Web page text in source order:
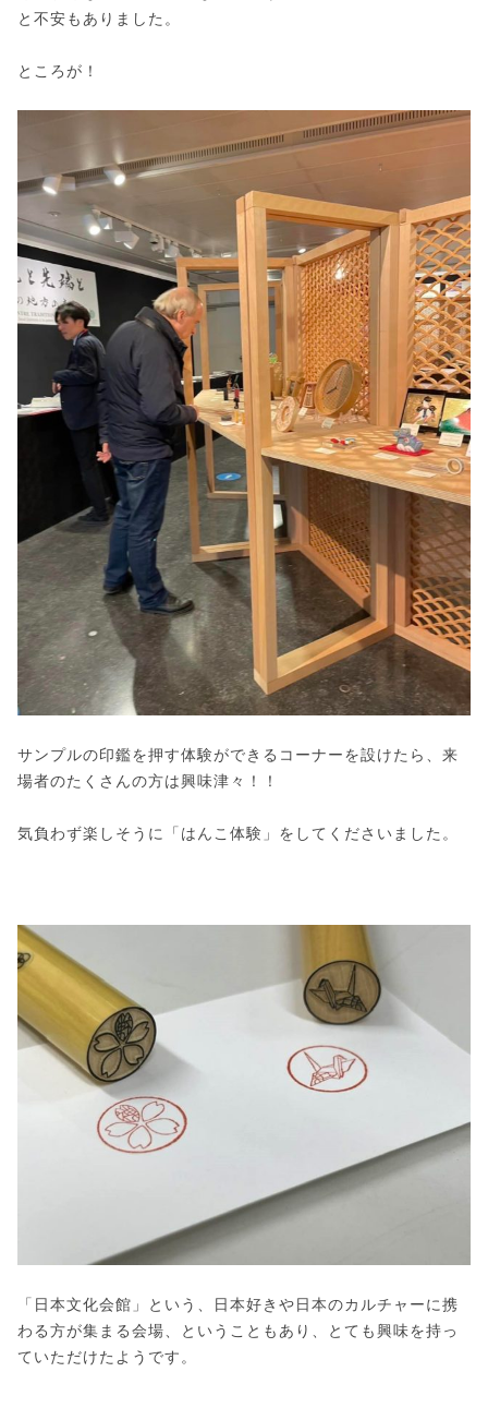
と不安もありました。
ところが！
サンプルの印鑑を押す体験ができるコーナーを設けたら、来
場者のたくさんの方は興味津々！！
気負わず楽しそうに「はんこ体験」をしてくださいました。
「日本文化会館」という、日本好きや日本のカルチャーに携
わる方が集まる会場、ということもあり、とても興味を持っ
ていただけたようです。